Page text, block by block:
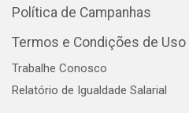
Política de Campanhas
Termos e Condições de Uso
Trabalhe Conosco
Relatório de Igualdade Salarial